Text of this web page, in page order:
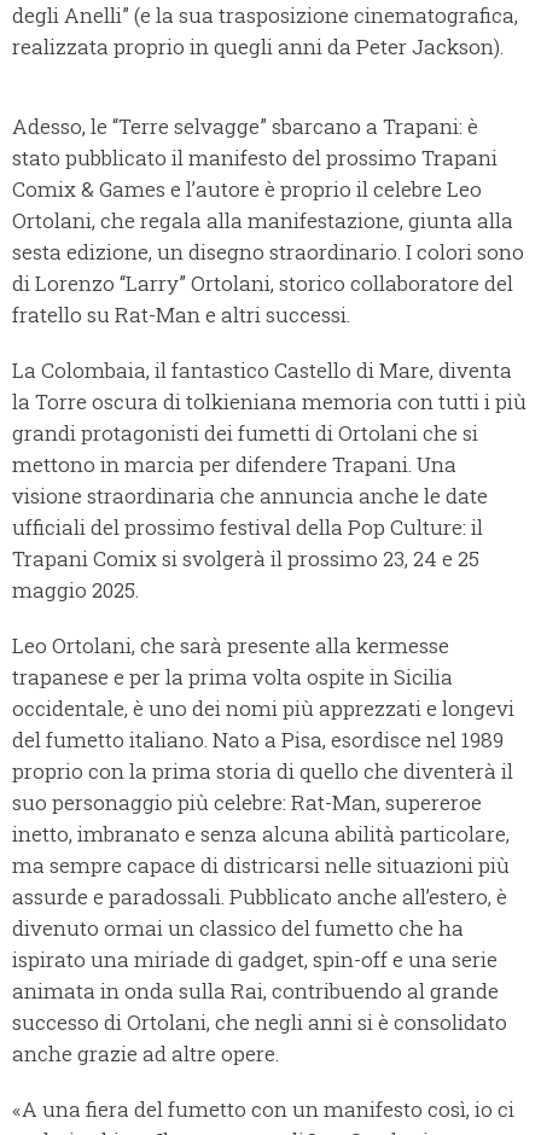
degli Anelli” (e la sua trasposizione cinematografica,
realizzata proprio in quegli anni da Peter Jackson).
Adesso, le “Terre selvagge” sbarcano a Trapani: è
stato pubblicato il manifesto del prossimo Trapani
Comix & Games e l’autore è proprio il celebre Leo
Ortolani, che regala alla manifestazione, giunta alla
sesta edizione, un disegno straordinario. I colori sono
di Lorenzo “Larry” Ortolani, storico collaboratore del
fratello su Rat-Man e altri successi.
La Colombaia, il fantastico Castello di Mare, diventa
la Torre oscura di tolkieniana memoria con tutti i più
grandi protagonisti dei fumetti di Ortolani che si
mettono in marcia per difendere Trapani. Una
visione straordinaria che annuncia anche le date
ufficiali del prossimo festival della Pop Culture: il
Trapani Comix si svolgerà il prossimo 23, 24 e 25
maggio 2025.
Leo Ortolani, che sarà presente alla kermesse
trapanese e per la prima volta ospite in Sicilia
occidentale, è uno dei nomi più apprezzati e longevi
del fumetto italiano. Nato a Pisa, esordisce nel 1989
proprio con la prima storia di quello che diventerà il
suo personaggio più celebre: Rat-Man, supereroe
inetto, imbranato e senza alcuna abilità particolare,
ma sempre capace di districarsi nelle situazioni più
assurde e paradossali. Pubblicato anche all’estero, è
divenuto ormai un classico del fumetto che ha
ispirato una miriade di gadget, spin-off e una serie
animata in onda sulla Rai, contribuendo al grande
successo di Ortolani, che negli anni si è consolidato
anche grazie ad altre opere.
«A una fiera del fumetto con un manifesto così, io ci